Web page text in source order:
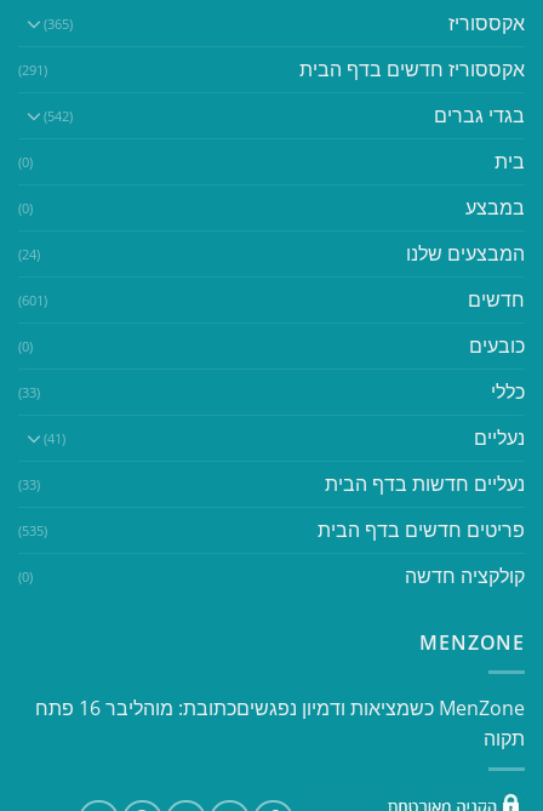
אקססוריז (365)
אקססוריז חדשים בדף הבית (291)
בגדי גברים (542)
בית (0)
במבצע (0)
המבצעים שלנו (24)
חדשים (601)
כובעים (0)
כללי (33)
נעליים (41)
נעליים חדשות בדף הבית (33)
פריטים חדשים בדף הבית (535)
קולקציה חדשה (0)
MENZONE
​​MenZone כשמציאות ודמיון נפגשים​ כתובת: מוהליבר 16 פתח
תקוה